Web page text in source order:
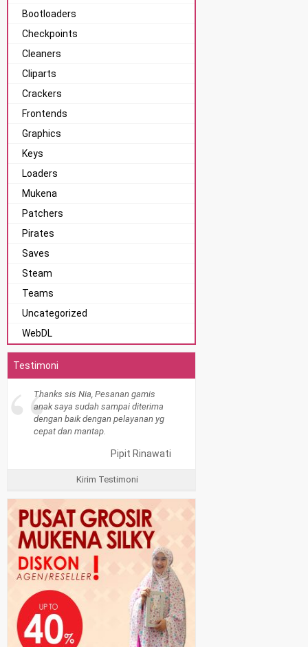
Bootloaders
Checkpoints
Cleaners
Cliparts
Crackers
Frontends
Graphics
Keys
Loaders
Mukena
Patchers
Pirates
Saves
Steam
Teams
Uncategorized
WebDL
Testimoni
“Thanks sis Nia, Pesanan gamis
anak saya sudah sampai diterima
dengan baik dengan pelayanan yg
cepat dan mantap.
Pipit Rinawati
Kirim Testimoni